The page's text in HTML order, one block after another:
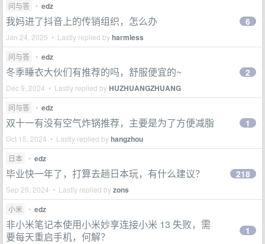
问与答 • edz
我妈进了抖音上的传销组织，怎么办
Jan 24, 2025 • Lastly replied byharmless
6
问与答 • edz
冬季睡衣大伙们有推荐的吗，舒服便宜的~
Dec 9, 2024 • Lastly replied byHUZHUANGZHUANG
2
问与答 • edz
双十一有没有空气炸锅推荐，主要是为了方便减脂
Oct 15, 2024 • Lastly replied byhangzhou
1
日本 • edz
毕业快一年了，打算去趟日本玩，有什么建议？
Sep 26, 2024 • Lastly replied byzons
218
小米 • edz
非小米笔记本使用小米妙享连接小米 13 失败，需
要每天重启手机，何解？
1